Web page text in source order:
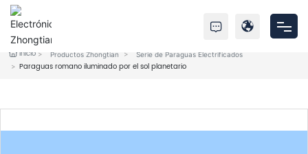
Inicio
Productos
Inicio Productos Zhongtian Serie de Paraguas Electrificados
Paraguas romano iluminado por el sol planetario